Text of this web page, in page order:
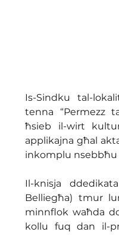
Is-Sindku tal-
tenna “Permezz
ħsieb il-wirt
applikajna għal
inkomplu nsebbħu
Il-knisja
Belliegħa) tmur
minnflok waħda
kollu fuq dan il-